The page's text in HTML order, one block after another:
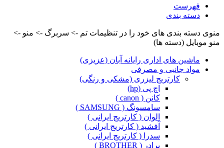
فهرست
دسته بندی
منوی دسته بندی های خود را در تنظیمات تم -> سربرگ -> منو ->
منو موبایل (دسته ها)
ماشین های اداری رایانه آبان (عزیزی)
مواد جانبی و مصرفی
کارتریج لیزری (مشکی و رنگی)
اچ پی (hp)
کانن ( canon )
سامسونگ ( SAMSUNG )
الوان ( کارتریج ایرانی )
آفشید ( کارتریج ایرانی )
سدرا ( کارتریج ایرانی )
برادر ( BROTHER )